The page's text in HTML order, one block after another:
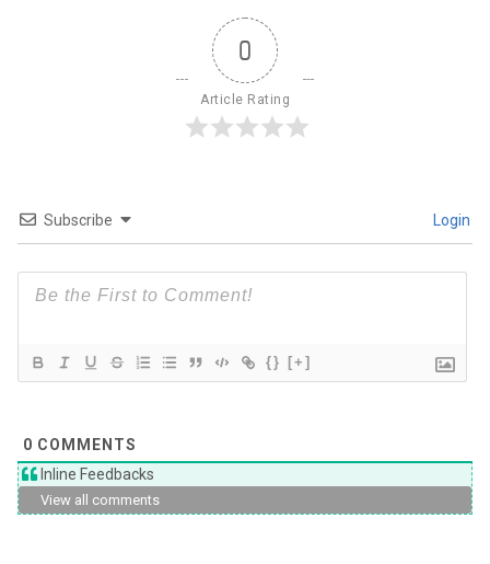
0
Article Rating
Subscribe Login
{} [+]
0 COMMENTS
Inline Feedbacks
View all comments